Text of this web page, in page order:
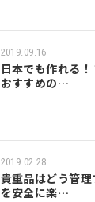
2019.09.16
日本でも作れる
おすすめの…
2019.02.28
貴重品はどう管
を安全に楽…